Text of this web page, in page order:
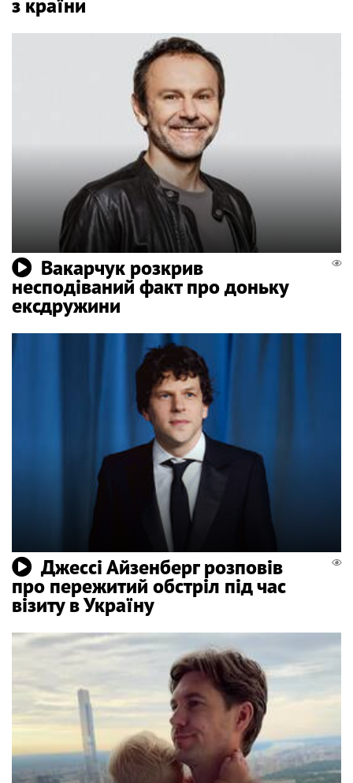
Вакарчук розкрив
несподіваний факт про доньку
ексдружини
Джессі Айзенберг розповів
про пережитий обстріл під час
візиту в Україну